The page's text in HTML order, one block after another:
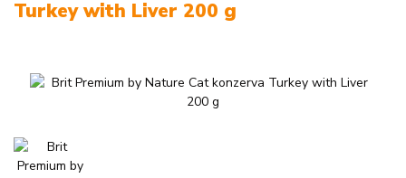
Turkey with Liver 200 g